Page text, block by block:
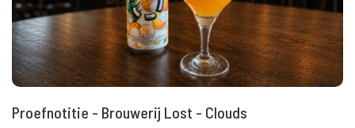
Proefnotitie - Brouwerij Lost - Clouds